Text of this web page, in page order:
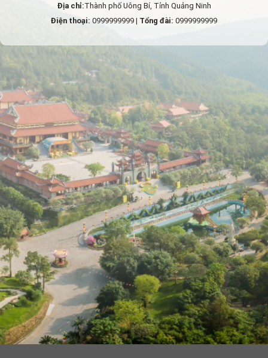
Địa chỉ:Thành phố Uông Bí, Tỉnh Quảng Ninh
Điện thoại: 0999999999 | Tổng đài: 0999999999